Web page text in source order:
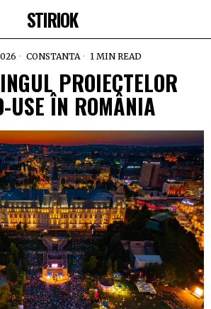
STIRIOK
CONSTANTA 1 MIN READ
PROIECTELOR
USE ÎN ROMÂNIA